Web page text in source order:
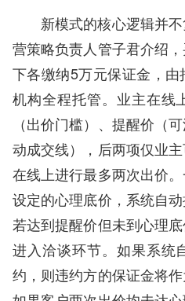
新模式的核心逻辑并
营策略负责人管子君介绍
下各缴纳5万元保证金，
机构全程托管。业主在线
（出价门槛）、提醒价（
动成交线），后两项仅业
在线上进行最多两次出价
设定的心理底价，系统自
若达到提醒价但未到心理
进入洽谈环节。如果系统
约，则违约方的保证金将